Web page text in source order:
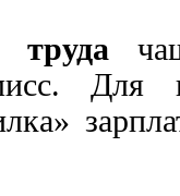
труда
Для